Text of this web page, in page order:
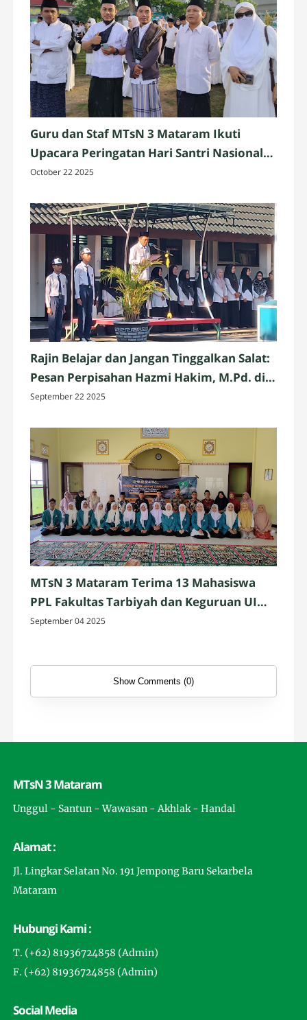
Guru dan Staf MTsN 3 Mataram Ikuti
Upacara Peringatan Hari Santri Nasional
2025 di Penujak, Lombok Tengah
October 22 2025
Rajin Belajar dan Jangan Tinggalkan Salat:
Pesan Perpisahan Hazmi Hakim, M.Pd. di
MTsN 3 Mataram
September 22 2025
MTsN 3 Mataram Terima 13 Mahasiswa
PPL Fakultas Tarbiyah dan Keguruan UIN
Mataram
September 04 2025
Show Comments (0)
MTsN 3 Mataram
Unggul - Santun - Wawasan - Akhlak - Handal
Alamat :
Jl. Lingkar Selatan No. 191 Jempong Baru Sekarbela
Mataram
Hubungi Kami :
T. (+62) 81936724858 (Admin)
F. (+62) 81936724858 (Admin)
Social Media